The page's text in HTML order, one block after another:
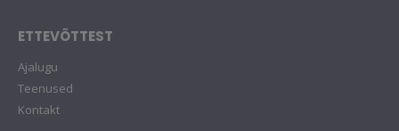
ETTEVÕTTEST
Ajalugu
Teenused
Kontakt